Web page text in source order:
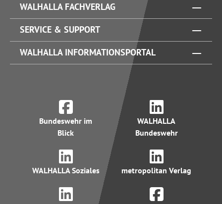
WALHALLA FACHVERLAG
SERVICE & SUPPORT
WALHALLA INFORMATIONSPORTAL
Bundeswehr im
Blick
WALHALLA
Bundeswehr
WALHALLA Soziales metropolitan Verlag